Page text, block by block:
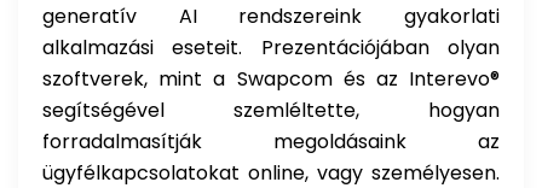
generatív AI rendszereink gyakorlati
alkalmazási eseteit. Prezentációjában olyan
szoftverek, mint a Swapcom és az Interevo®
segítségével szemléltette, hogyan
forradalmasítják megoldásaink az
ügyfélkapcsolatokat online, vagy személyesen.